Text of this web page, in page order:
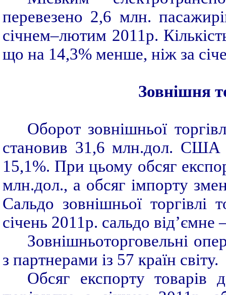
перевезено 2,6 млн.
січнем–лютим 2011р.
що на 14,3% менше, ніж за
Зовнішня
Оборот зовнішньої
становив 31,6 млн.дол. США
15,1%. При цьому обсяг
млн.дол., а обсяг імпорту
Сальдо зовнішньої
січень 2011р. сальдо
Зовнішньоторговельні
з партнерами із 57 країн світу.
Обсяг експорту